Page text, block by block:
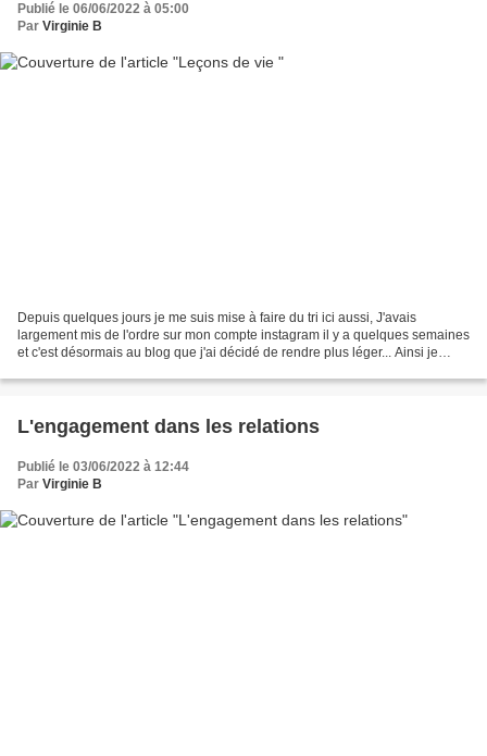
Publié le 06/06/2022 à 05:00
Par Virginie B
Depuis quelques jours je me suis mise à faire du tri ici aussi, J'avais
largement mis de l'ordre sur mon compte instagram il y a quelques semaines
et c'est désormais au blog que j'ai décidé de rendre plus léger... Ainsi je
L'engagement dans les relations
Publié le 03/06/2022 à 12:44
Par Virginie B